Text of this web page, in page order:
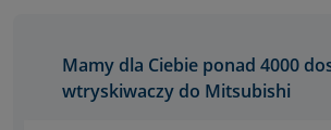
Mamy dla Ciebie ponad 4000
wtryskiwaczy do Mitsubishi